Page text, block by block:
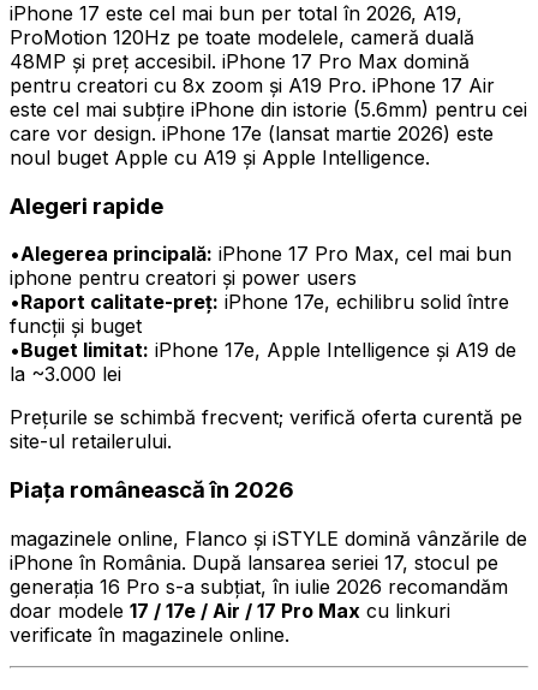
iPhone 17 este cel mai bun per total în 2026, A19,
ProMotion 120Hz pe toate modelele, cameră duală
48MP și preț accesibil. iPhone 17 Pro Max domină
pentru creatori cu 8x zoom și A19 Pro. iPhone 17 Air
este cel mai subțire iPhone din istorie (5.6mm) pentru cei
care vor design. iPhone 17e (lansat martie 2026) este
noul buget Apple cu A19 și Apple Intelligence.
Alegeri rapide
•Alegerea principală: iPhone 17 Pro Max, cel mai bun
iphone pentru creatori și power users
•Raport calitate-preț: iPhone 17e, echilibru solid între
funcții și buget
•Buget limitat: iPhone 17e, Apple Intelligence și A19 de
la ~3.000 lei
Prețurile se schimbă frecvent; verifică oferta curentă pe
site-ul retailerului.
Piața românească în 2026
magazinele online, Flanco și iSTYLE domină vânzările de
iPhone în România. După lansarea seriei 17, stocul pe
generația 16 Pro s-a subțiat, în iulie 2026 recomandăm
doar modele 17 / 17e / Air / 17 Pro Max cu linkuri
verificate în magazinele online.